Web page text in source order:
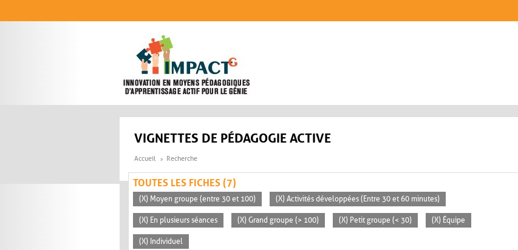
VIGNETTES DE PÉDAGOGIE ACTIVE
Accueil Recherche
TOUTES LES FICHES (7)
(X) Moyen groupe (entre 30 et 100) (X) Activités développées (Entre 30 et 60 minutes)
(X) En plusieurs séances (X) Grand groupe (> 100) (X) Petit groupe (< 30) (X) Équipe
(X) Individuel